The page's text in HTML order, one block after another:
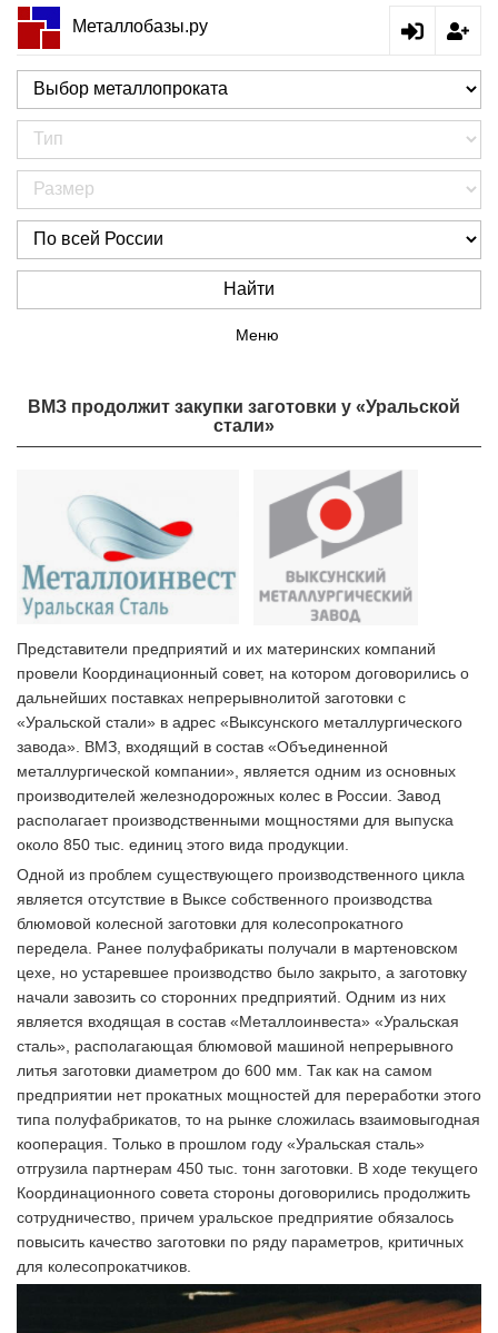
Металлобазы.ру
Найти
Меню
ВМЗ продолжит закупки заготовки у «Уральской
стали»
Представители предприятий и их материнских компаний
провели Координационный совет, на котором договорились о
дальнейших поставках непрерывнолитой заготовки с
«Уральской стали» в адрес «Выксунского металлургического
завода». ВМЗ, входящий в состав «Объединенной
металлургической компании», является одним из основных
производителей железнодорожных колес в России. Завод
располагает производственными мощностями для выпуска
около 850 тыс. единиц этого вида продукции.
Одной из проблем существующего производственного цикла
является отсутствие в Выксе собственного производства
блюмовой колесной заготовки для колесопрокатного
передела. Ранее полуфабрикаты получали в мартеновском
цехе, но устаревшее производство было закрыто, а заготовку
начали завозить со сторонних предприятий. Одним из них
является входящая в состав «Металлоинвеста» «Уральская
сталь», располагающая блюмовой машиной непрерывного
литья заготовки диаметром до 600 мм. Так как на самом
предприятии нет прокатных мощностей для переработки этого
типа полуфабрикатов, то на рынке сложилась взаимовыгодная
кооперация. Только в прошлом году «Уральская сталь»
отгрузила партнерам 450 тыс. тонн заготовки. В ходе текущего
Координационного совета стороны договорились продолжить
сотрудничество, причем уральское предприятие обязалось
повысить качество заготовки по ряду параметров, критичных
для колесопрокатчиков.